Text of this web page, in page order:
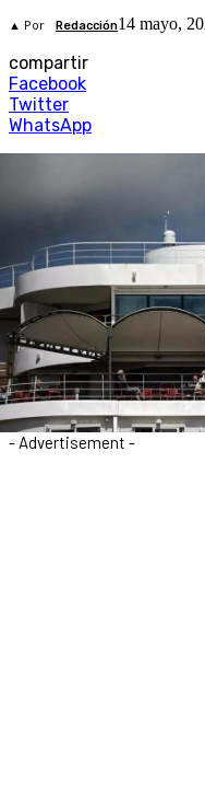
▲ Por Redacción14 mayo,
compartir
Facebook
Twitter
WhatsApp
- Advertisement -